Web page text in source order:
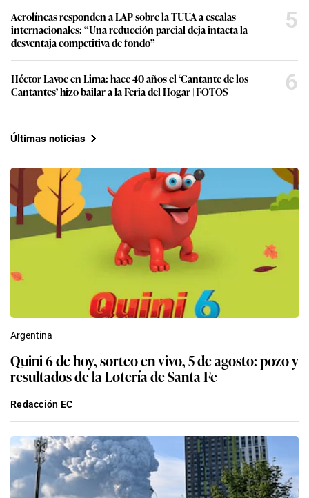
Aerolíneas responden a LAP sobre la TUUA a escalas
internacionales: “Una reducción parcial deja intacta la
desventaja competitiva de fondo”
5
Héctor Lavoe en Lima: hace 40 años el ‘Cantante de los
Cantantes’ hizo bailar a la Feria del Hogar | FOTOS
6
Últimas noticias
Argentina
Quini 6 de hoy, sorteo en vivo, 5 de agosto: pozo y
resultados de la Lotería de Santa Fe
Redacción EC